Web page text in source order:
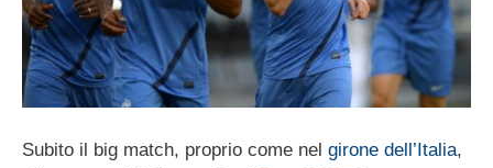
Subito il big match, proprio come nel girone dell’Italia,